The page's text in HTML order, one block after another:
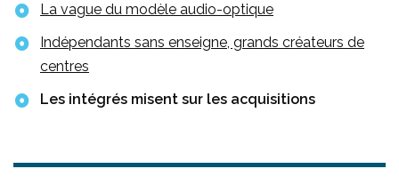
La vague du modèle audio-optique
Indépendants sans enseigne, grands créateurs de
centres
Les intégrés misent sur les acquisitions